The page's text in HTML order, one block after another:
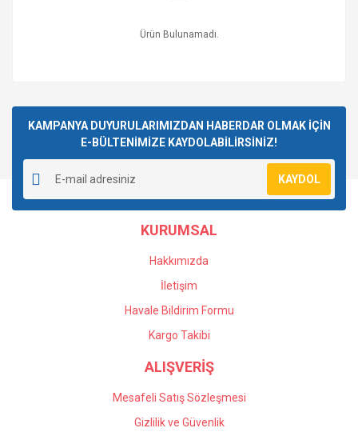
Ürün Bulunamadı.
KAMPANYA DUYURULARIMIZDAN HABERDAR OLMAK İÇİN
E-BÜLTENİMİZE KAYDOLABİLİRSİNİZ!
KAYDOL
KURUMSAL
Hakkımızda
İletişim
Havale Bildirim Formu
Kargo Takibi
ALIŞVERİŞ
Mesafeli Satış Sözleşmesi
Gizlilik ve Güvenlik